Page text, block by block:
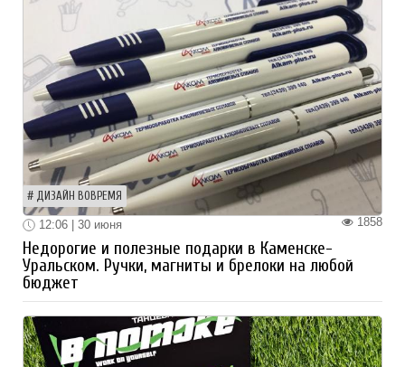
ДИЗАЙН ВОВРЕМЯ
1858
12:06 | 30 июня
Недорогие и полезные подарки в Каменске-
Уральском. Ручки, магниты и брелоки на любой
бюджет